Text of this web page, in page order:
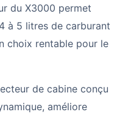
du X3000 permet
à 5 litres de carburant
choix rentable pour le
de cabine conçu
améliore